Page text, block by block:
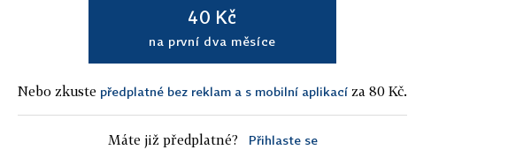
40 Kč
na první dva měsíce
Nebo zkuste předplatné bez reklam a s mobilní aplikací za 80 Kč.
Máte již předplatné? Přihlaste se